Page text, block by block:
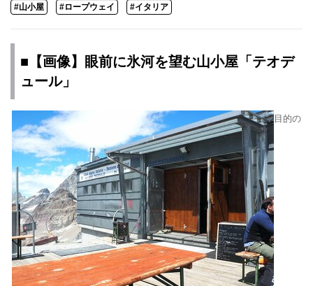
#山小屋 #ロープウェイ #イタリア
■【画像】眼前に氷河を望む山小屋「テオデ
ュール」
目的の